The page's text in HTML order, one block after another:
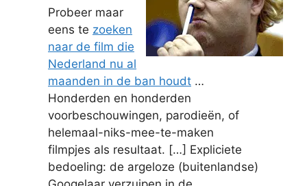
Probeer maar
eens te zoeken
naar de film die
Nederland nu al
maanden in de ban houdt …
Honderden en honderden
voorbeschouwingen, parodieën, of
helemaal-niks-mee-te-maken
filmpjes als resultaat. […] Expliciete
bedoeling: de argeloze (buitenlandse)